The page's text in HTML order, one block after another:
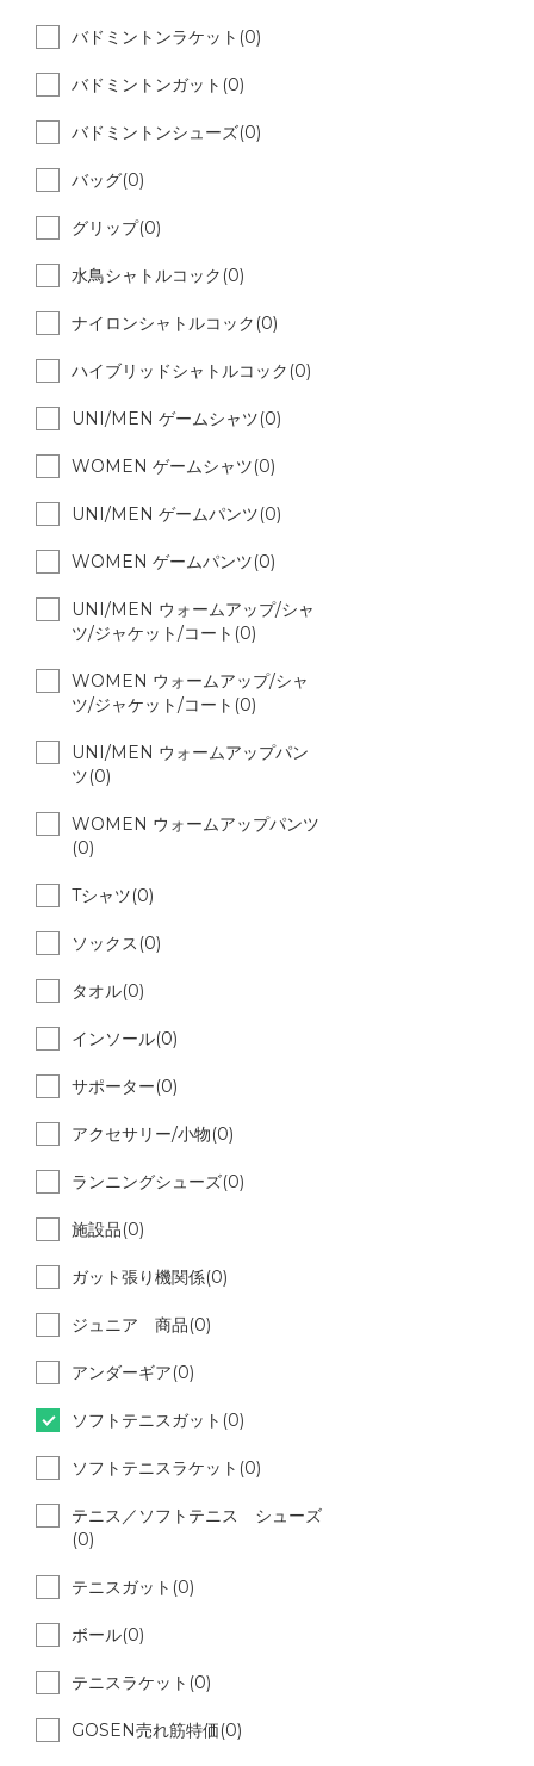
バドミントンラケット(0)
バドミントンガット(0)
バドミントンシューズ(0)
バッグ(0)
グリップ(0)
水鳥シャトルコック(0)
ナイロンシャトルコック(0)
ハイブリッドシャトルコック(0)
UNI/MEN ゲームシャツ(0)
WOMEN ゲームシャツ(0)
UNI/MEN ゲームパンツ(0)
WOMEN ゲームパンツ(0)
UNI/MEN ウォームアップ/シャ
ツ/ジャケット/コート(0)
WOMEN ウォームアップ/シャ
ツ/ジャケット/コート(0)
UNI/MEN ウォームアップパン
ツ(0)
WOMEN ウォームアップパンツ
(0)
Tシャツ(0)
ソックス(0)
タオル(0)
インソール(0)
サポーター(0)
アクセサリー/小物(0)
ランニングシューズ(0)
施設品(0)
ガット張り機関係(0)
ジュニア 商品(0)
アンダーギア(0)
ソフトテニスガット(0)
ソフトテニスラケット(0)
テニス／ソフトテニス シューズ
(0)
テニスガット(0)
ボール(0)
テニスラケット(0)
GOSEN売れ筋特価(0)